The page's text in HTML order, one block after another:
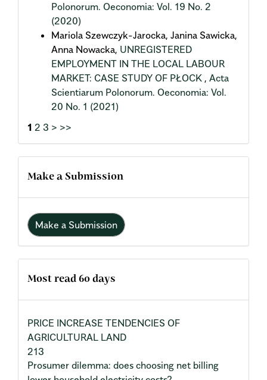
Polonorum. Oeconomia: Vol. 19 No. 2
(2020)
Mariola Szewczyk-Jarocka, Janina Sawicka,
Anna Nowacka, UNREGISTERED
EMPLOYMENT IN THE LOCAL LABOUR
MARKET: CASE STUDY OF PŁOCK , Acta
Scientiarum Polonorum. Oeconomia: Vol.
20 No. 1 (2021)
1 2 3 > >>
Make a Submission
Make a Submission
Most read 60 days
PRICE INCREASE TENDENCIES OF
AGRICULTURAL LAND
213
Prosumer dilemma: does choosing net billing